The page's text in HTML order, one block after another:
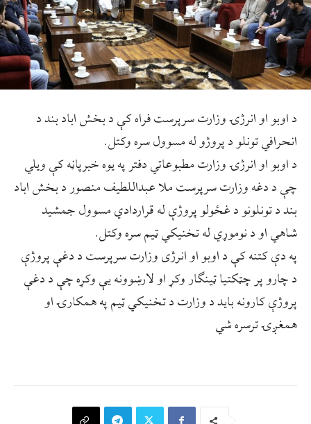
د اوبو او انرژۍ وزارت سرپرست فراه کې د بخش اباد بند د
انحرافي تونلو د پروژو له مسوول سره وکتل.
د اوبو او انرژۍ وزارت مطبوعاتي دفتر په یوه خبرپاڼه کې ویلي
چې د دغه وزارت سرپرست ملا عبداللطیف منصور د بخش اباد
بند د تونلونو د غځولو پروژې له قراردادي مسوول جمشید
شاهي او د نوموړي له تخنیکي ټیم سره وکتل.
په دې کتنه کې د اوبو او انرژی وزارت سرپرست د دغې پروژې
د چارو پر چټکتیا ټینګار وکړ او لارښوونه یې وکړه چې د دغې
پروژې کارونه باید د وزارت د تخنیکي ټیم په همکارۍ او
همغږۍ ترسره شي